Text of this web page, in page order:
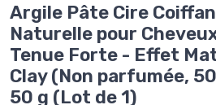
Argile Pâte Cire
Naturelle pour
Tenue Forte - Effet
Clay (Non parfumée,
50 g (Lot de 1)